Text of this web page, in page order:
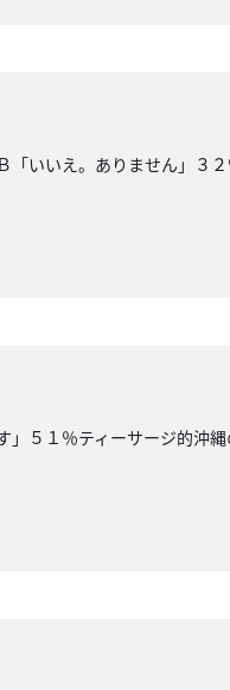
いいえ。ありません」３
」５１％ティーサージ的沖